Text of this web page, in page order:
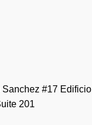
#17 Edificio
201